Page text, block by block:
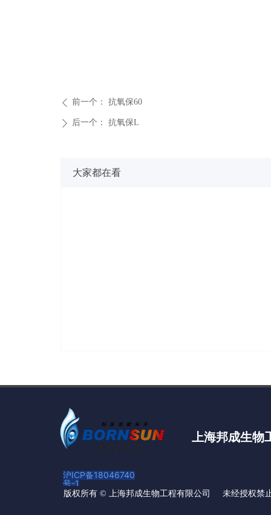
大家都在看
ꄴ 前一个： 抗氧保60
ꄲ 后一个： 抗氧保L
版权所有 © 上海邦成生物工程有限公司 未经授权禁
沪ICP备18046740
号-1
上海邦成生物